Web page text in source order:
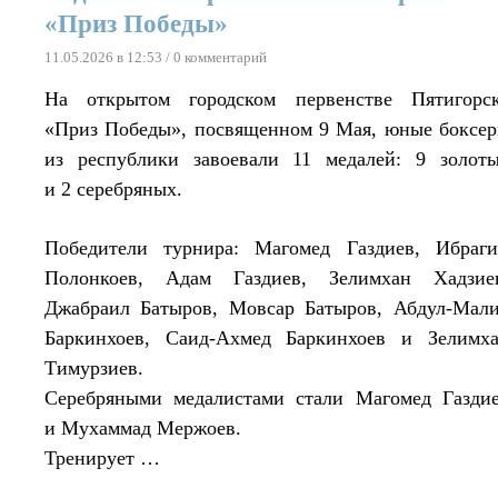
«Приз Победы»
11.05.2026 в 12:53 / 0 комментарий
На открытом городском первенстве
«Приз Победы», посвященном 9 Мая, юные
из республики завоевали 11 медалей: 9
и 2 серебряных.
Победители турнира: Магомед Газдиев,
Полонкоев, Адам Газдиев, Зелимхан
Джабраил Батыров, Мовсар Батыров, Абдул-
Баркинхоев, Саид-Ахмед Баркинхоев и
Тимурзиев.
Серебряными медалистами стали Магомед
и Мухаммад Мержоев.
Тренирует …